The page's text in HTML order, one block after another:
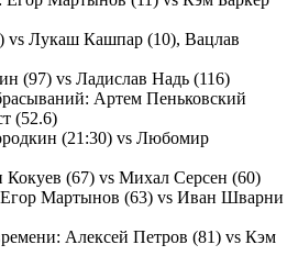
vs Лукаш Кашпар (10), Вацлав
(97) vs Ладислав Надь (116)
Артем Пеньковский
(52.6)
(21:30) vs Любомир
(67) vs Михал Серсен (60)
Мартынов (63) vs Иван Шварни
Алексей Петров (81) vs Кэм